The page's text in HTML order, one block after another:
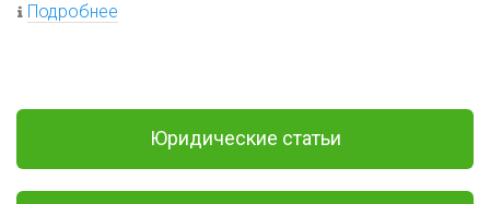
Подробнее
Юридические статьи